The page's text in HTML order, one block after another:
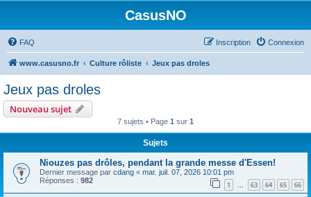
CasusNO
FAQ Connexion
Inscription
www.casusno.fr Culture rôliste Jeux pas droles
Jeux pas droles
Nouveau sujet
7 sujets • Page 1 sur 1
Sujets
Niouzes pas drôles, pendant la grande messe d'Essen!
Dernier message par cdang « mar. juil. 07, 2026 10:01 pm
Réponses : 982 1 … 63 64 65 66